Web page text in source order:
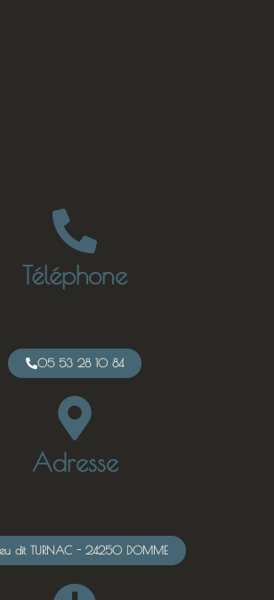
Téléphone
05 53 28 10 84
Adresse
dit TURNAC - 24250 DOMME